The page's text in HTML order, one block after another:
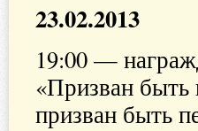
23.02.2013
19:00 —
«Призван быть
призван быть